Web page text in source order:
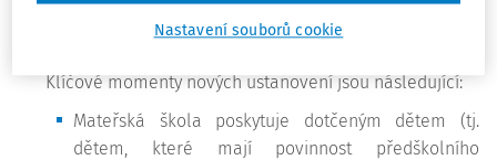
S účinností od 25. 8. 2020 2)je v § 184a školského
Klíčové momenty nových ustanovení jsou následující:
Mateřská škola poskytuje dotčeným dětem (tj.
dětem, které mají povinnost předškolního
Nastavení souborů cookie